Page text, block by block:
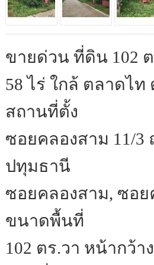
ขายด่วน ที่ดิน 102
58 ไร่ ใกล้ ตลาดไท
สถานที่ตั้ง
ซอยคลองสาม 11/3
ปทุมธานี
ซอยคลองสาม, ซอย
ขนาดพื้นที่
102 ตร.วา หน้ากว้า